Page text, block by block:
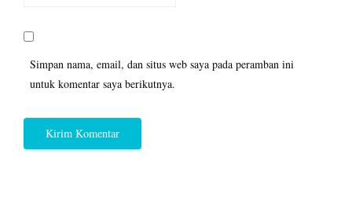
Simpan nama, email, dan situs web saya pada peramban ini
untuk komentar saya berikutnya.